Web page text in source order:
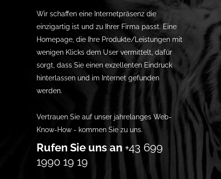
Wir schaffen eine Internetpräsenz die
einzigartig ist und zu Ihrer Firma passt. Eine
Homepage, die Ihre Produkte/Leistungen mit
wenigen Klicks dem User vermittelt, dafür
sorgt, dass Sie einen exzellenten Eindruck
hinterlassen und im Internet gefunden
werden.
Vertrauen Sie auf unser jahrelanges Web-
Know-How - kommen Sie zu uns.
Rufen Sie uns an +43 699
1990 19 19